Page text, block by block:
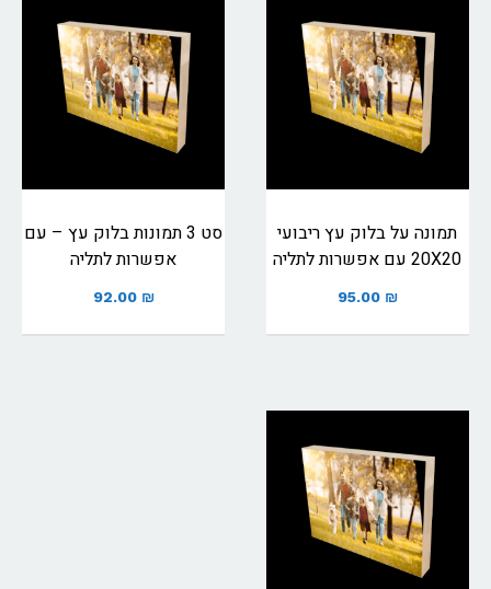
תמונה על בלוק עץ ריבועי
20X20 עם אפשרות לתליה
95.00 ₪
סט 3 תמונות בלוק עץ – עם
אפשרות לתליה
92.00 ₪